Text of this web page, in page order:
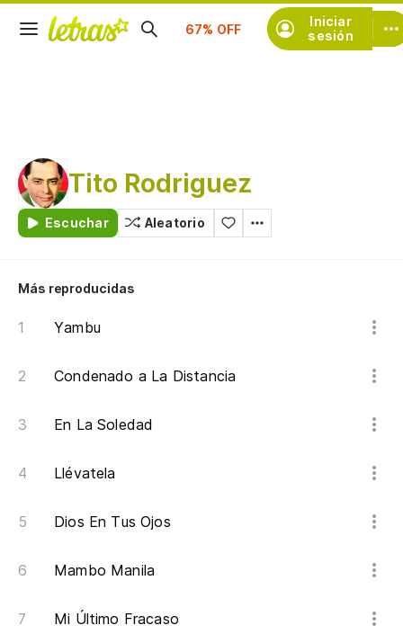
Iniciar
sesión
Suscríbete
Tito Rodriguez
Escuchar Aleatorio
Más reproducidas
Yambu
Condenado a La Distancia
En La Soledad
Llévatela
Dios En Tus Ojos
Mambo Manila
Mi Último Fracaso